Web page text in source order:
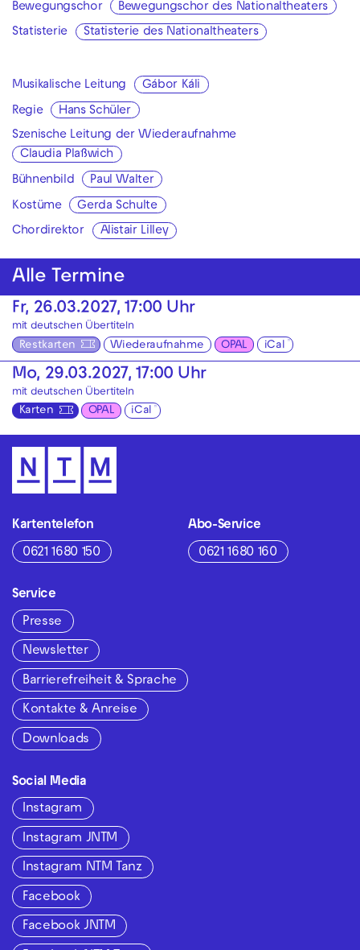
Bewegungschor Bewegungschor des Nationaltheaters
Statisterie Statisterie des Nationaltheaters
Musikalische Leitung Gábor Káli
Regie Hans Schüler
Szenische Leitung der Wiederaufnahme
Claudia Plaßwich
Bühnenbild Paul Walter
Kostüme Gerda Schulte
Chordirektor Alistair Lilley
Alle Termine
Fr, 26.03.2027, 17:00 Uhr
mit deutschen Übertiteln
Restkarten Wiederaufnahme OPAL iCal
Mo, 29.03.2027, 17:00 Uhr
mit deutschen Übertiteln
Karten OPAL iCal
Kartentelefon
0621 1680 150
Abo-Service
0621 1680 160
Service
Presse
Newsletter
Barrierefreiheit & Sprache
Kontakte & Anreise
Downloads
Social Media
Instagram
Instagram JNTM
Instagram NTM Tanz
Facebook
Facebook JNTM